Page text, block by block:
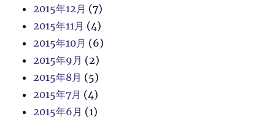
2015年12月 (7)
2015年11月 (4)
2015年10月 (6)
2015年9月 (2)
2015年8月 (5)
2015年7月 (4)
2015年6月 (1)